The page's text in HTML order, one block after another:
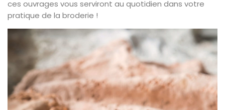
ces ouvrages vous serviront au quotidien dans votre
pratique de la broderie !